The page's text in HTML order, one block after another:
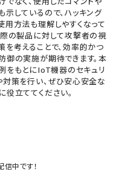
示しているので、ハッキング
用方法も理解しやすくなって
際の製品に対して攻撃者の視
を考えることで、効率的かつ
御の実施が期待できます。本
をもとにIoT機器のセキュリ
対策を行い、ぜひ安心安全な
役立ててください。
中です！